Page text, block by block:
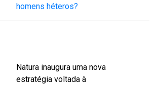
homens héteros?
Natura inaugura uma nova
estratégia voltada à